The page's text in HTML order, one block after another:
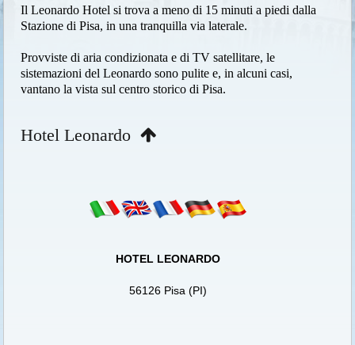
Il Leonardo Hotel si trova a meno di 15 minuti a piedi dalla
Stazione di Pisa, in una tranquilla via laterale.
Provviste di aria condizionata e di TV satellitare, le
sistemazioni del Leonardo sono pulite e, in alcuni casi,
vantano la vista sul centro storico di Pisa.
Hotel Leonardo
HOTEL LEONARDO
56126 Pisa (PI)